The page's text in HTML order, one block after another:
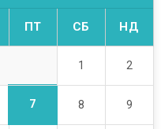
ПТ СБ НД
1 2
7 8 9